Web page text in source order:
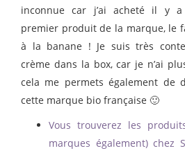
inconnue car j’ai acheté il y
premier produit de la marque, le
à la banane ! Je suis très
crème dans la box, car je n’ai
cela me permets également de
cette marque bio française 🙂
Vous trouverez les
marques également) chez